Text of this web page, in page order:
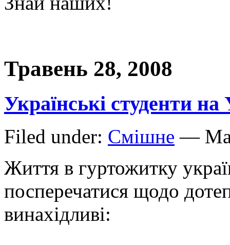
Травень 28, 2008
Українські студенти
Filed under: Смішне —
Життя в гуртожитку
посперечатися щодо
винахідливі: